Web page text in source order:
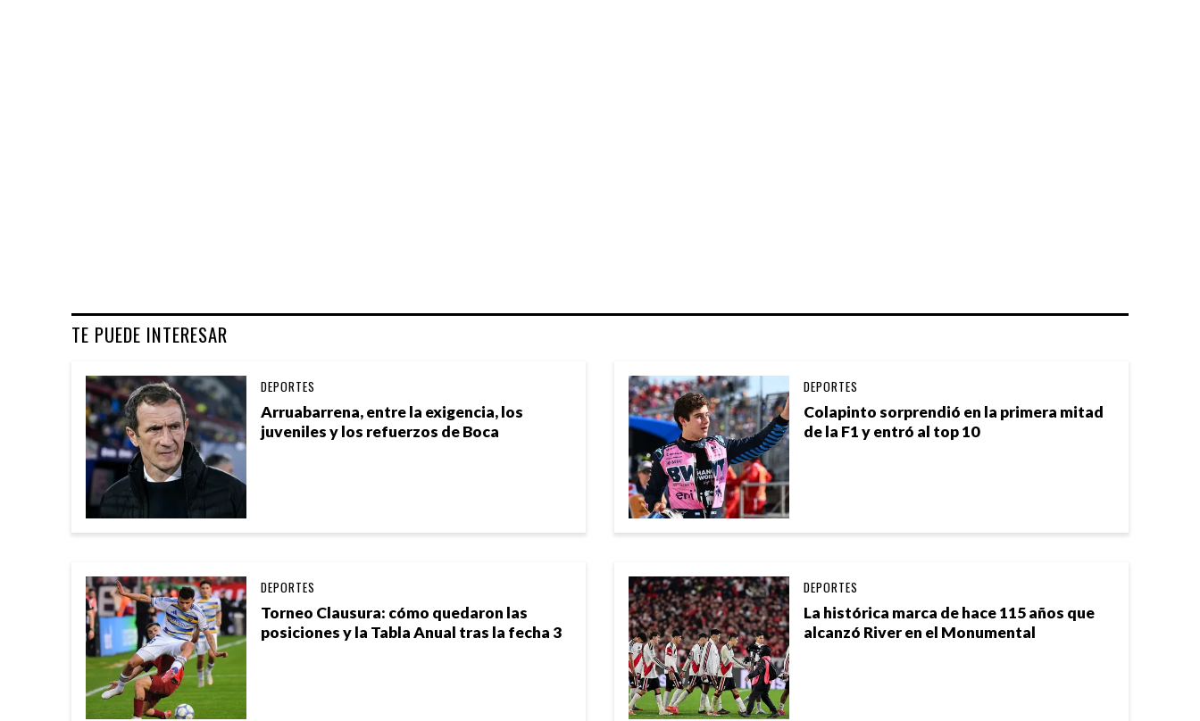
TE PUEDE INTERESAR
Arruabarrena, entre la exigencia, los
juveniles y los refuerzos de Boca
DEPORTES
Colapinto sorprendió en la primera mitad
de la F1 y entró al top 10
DEPORTES
Torneo Clausura: cómo quedaron las
posiciones y la Tabla Anual tras la fecha 3
DEPORTES
La histórica marca de hace 115 años que
alcanzó River en el Monumental
DEPORTES